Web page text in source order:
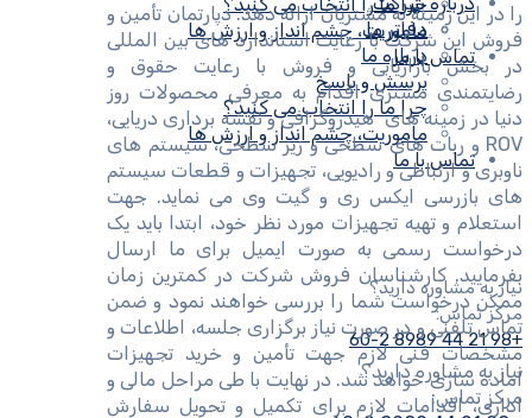
ماموریت، چشم انداز و ارزش ها
تماس با ما
نیاز به مشاوره دارید؟
مرکز تماس:
+98 21 44 8989 60-2
دفاتر ما
درباره ما
پرسش و پاسخ
چرا ما را انتخاب می کنید؟
ماموریت، چشم انداز و ارزش ها
تماس با ما
نیاز به مشاوره دارید؟
مرکز تماس:
را در این زمینه به مشتریان ارائه دهد. دپارتمان تأمین و
فروش این شرکت با رعایت استاندارد های بین المللی
در بخش بازاریابی و فروش با رعایت حقوق و
رضایتمندی مشتری اقدام به معرفی محصولات روز
دنیا در زمینه های هیدروگرافی و نقشه برداری دریایی،
ROV و ربات های سطحی و زیر سطحی، سیستم های
ناوبری و ارتباطی و رادیویی، تجهیزات و قطعات سیستم
های بازرسی ایکس ری و گیت وی می نماید. جهت
استعلام و تهیه تجهیزات مورد نظر خود، ابتدا باید یک
درخواست رسمی به صورت ایمیل برای ما ارسال
بفرمایید. کارشناسان فروش شرکت در کمترین زمان
ممکن درخواست شما را بررسی خواهند نمود و ضمن
تماس تلفنی و در صورت نیاز برگزاری جلسه، اطلاعات و
مشخصات فنی لازم جهت تأمین و خرید تجهیزات
آماده سازی خواهد شد. در نهایت با طی مراحل مالی و
اداری، اقدامات لازم برای تکمیل و تحویل سفارش